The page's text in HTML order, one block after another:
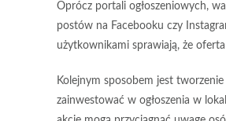
Oprócz portali ogłoszeniowych,
postów na Facebooku czy
użytkownikami sprawiają, że
Kolejnym sposobem jest
zainwestować w ogłoszenia w